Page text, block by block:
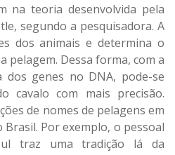
na teoria desenvolvida pela
segundo a pesquisadora. A
dos animais e determina o
pelagem. Dessa forma, com a
dos genes no DNA, pode-se
cavalo com mais precisão.
de nomes de pelagens em
Por exemplo, o pessoal
traz uma tradição lá da